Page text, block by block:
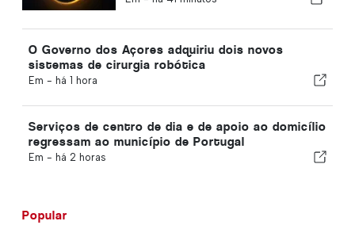
O Governo dos Açores adquiriu dois novos
sistemas de cirurgia robótica
Em - há 1 hora
Serviços de centro de dia e de apoio ao domicílio
regressam ao município de Portugal
Em - há 2 horas
Popular